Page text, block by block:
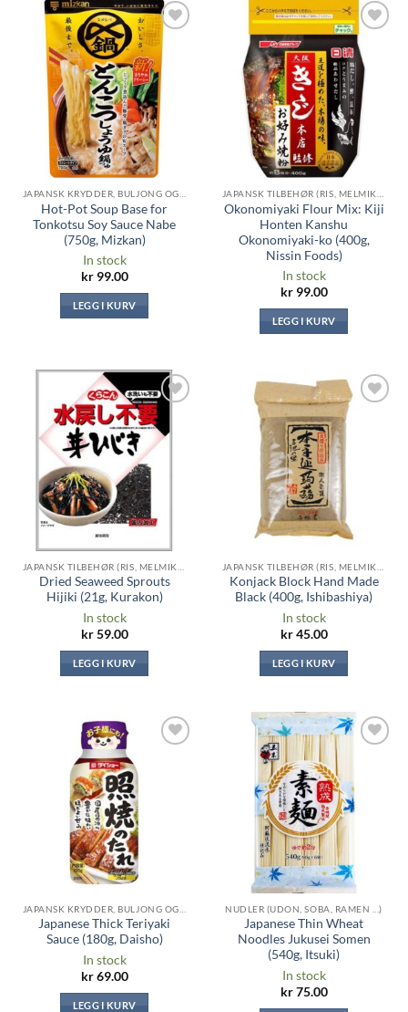
Legg til i
ønskeliste
Hot-Pot Soup Base for
Tonkotsu Soy Sauce Nabe
(750g, Mizkan)
In stock
kr99.00
LEGG I KURV
Legg til i
ønskeliste
Okonomiyaki Flour Mix: Kiji
Honten Kanshu
Okonomiyaki-ko (400g,
Nissin Foods)
In stock
kr99.00
LEGG I KURV
Legg til i
ønskeliste
Dried Seaweed Sprouts
Hijiki (21g, Kurakon)
In stock
kr59.00
LEGG I KURV
Legg til i
ønskeliste
Konjack Block Hand Made
Black (400g, Ishibashiya)
In stock
kr45.00
LEGG I KURV
Japanese Thick Teriyaki
Sauce (180g, Daisho)
In stock
kr69.00
LEGG I KURV
ønskeliste
NUDLER (UDON, SOBA, RAMEN ...)
Japanese Thin Wheat
Noodles Jukusei Somen
(540g, Itsuki)
In stock
kr75.00